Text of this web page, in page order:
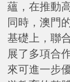
蘊，在推動
同時，澳門
基礎上，聯
展了多項合
來可進一步